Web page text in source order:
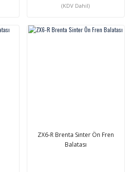
(KDV Dahil)
ZX6-R Brenta Sinter Ön Fren
Balatası